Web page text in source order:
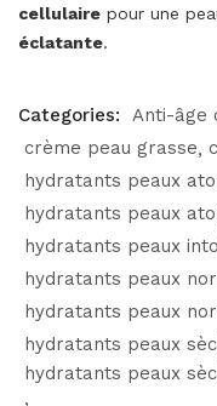
cellulaire pour une
éclatante.
Categories: Anti-âge
crème peau grasse
hydratants peaux
hydratants peaux
hydratants peaux
hydratants peaux
hydratants peaux
hydratants peaux
hydratants peaux